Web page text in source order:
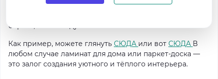
обороты. Так, например, для напольных покрытий
берёза, светлый дуб.
Как пример, можете глянуть СЮДА или вот СЮДА В
любом случае ламинат для дома или паркет-доска —
это залог создания уютного и тёплого интерьера.